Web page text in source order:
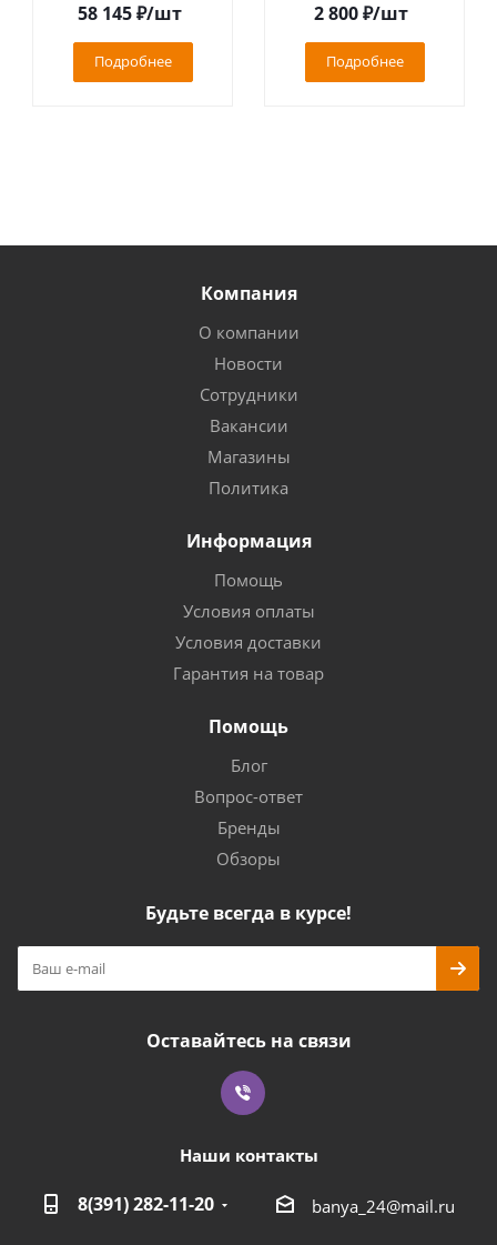
58 145₽/шт
Подробнее
2 800₽/шт
Подробнее
Компания
О компании
Новости
Сотрудники
Вакансии
Магазины
Политика
Информация
Помощь
Условия оплаты
Условия доставки
Гарантия на товар
Помощь
Блог
Вопрос-ответ
Бренды
Обзоры
Будьте всегда в курсе!
Оставайтесь на связи
Наши контакты
8(391) 282-11-20 banya_24@mail.ru